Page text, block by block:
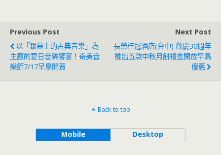
Previous Post
以「銀幕上的古典音樂」為
主題的夏日音樂饗宴！奇美音
樂節7/17早鳥開賣
Next Post
長榮桂冠酒店(台中) 歡慶30週年
推出五款中秋月餅禮盒開放早鳥
優惠
Back to top
Mobile Desktop